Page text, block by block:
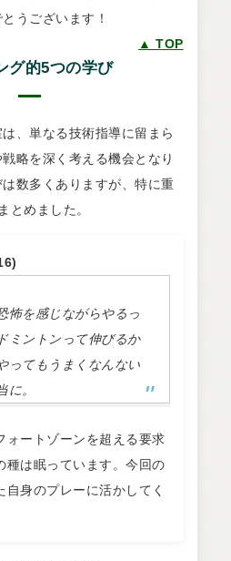
うございます！
▲ TOP
グ的5つの学び
、単なる技術指導に留まら
略を深く考える機会となり
数多くありますが、特に重
とめました。
怖を感じながらやるっ
ミントンって伸びるか
ってもうまくなんない
に。
ォートゾーンを超える要求
種は眠っています。今回の
身のプレーに活かしてく